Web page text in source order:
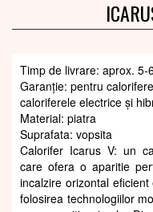
Timp de livrare: aprox. 5-
Garanție: pentru
caloriferele electrice și
Material: piatra
Suprafata: vopsita
Calorifer Icarus V: un
care ofera o aparitie
incalzire orizontal
folosirea technologiilor